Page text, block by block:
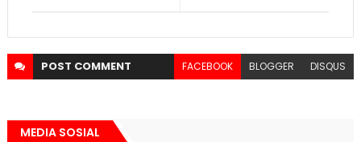
POST COMMENT FACEBOOK BLOGGER DISQUS
MEDIA SOSIAL